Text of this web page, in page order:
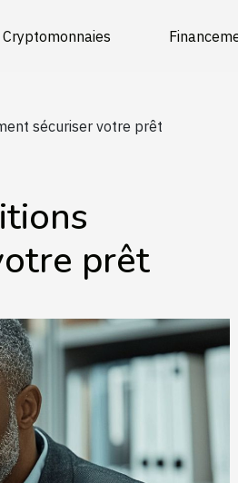
Cryptomonnaies
sécuriser votre prêt
prêt